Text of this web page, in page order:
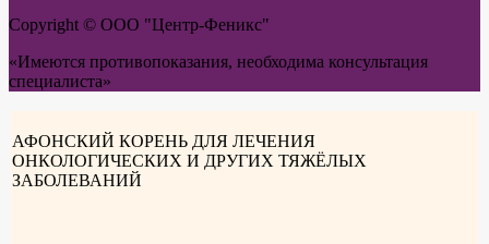
Copyright © ООО "Центр-Феникс"
«Имеются противопоказания, необходима консультация
специалиста»
АФОНСКИЙ КОРЕНЬ ДЛЯ ЛЕЧЕНИЯ
ОНКОЛОГИЧЕСКИХ И ДРУГИХ ТЯЖЁЛЫХ
ЗАБОЛЕВАНИЙ